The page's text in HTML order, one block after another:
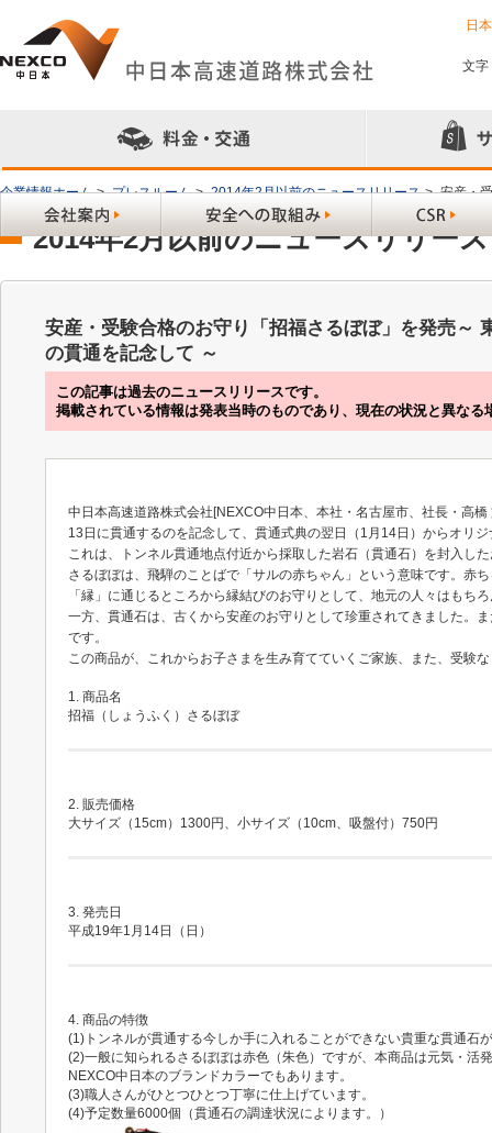
日
文字
企業情報ホーム > プレスルーム > 2014年2月以前のニュースリリース > 安産・
2014年2月以前のニュースリリース
安産・受験合格のお守り「招福さるぼぼ」を発売～
の貫通を記念して ～
この記事は過去のニュースリリースです。
掲載されている情報は発表当時のものであり、現在の状況と異なる
中日本高速道路株式会社[NEXCO中日本、本社・名古屋市、社長・高
13日に貫通するのを記念して、貫通式典の翌日（1月14日）からオリ
これは、トンネル貫通地点付近から採取した岩石（貫通石）を封入し
さるぼぼは、飛騨のことばで「サルの赤ちゃん」という意味です。赤
「縁」に通じるところから縁結びのお守りとして、地元の人々はもち
一方、貫通石は、古くから安産のお守りとして珍重されてきました。
です。
この商品が、これからお子さまを生み育てていくご家族、また、受験
1. 商品名
招福（しょうふく）さるぼぼ
2. 販売価格
大サイズ（15cm）1300円、小サイズ（10cm、吸盤付）750円
3. 発売日
平成19年1月14日（日）
4. 商品の特徴
(1)トンネルが貫通する今しか手に入れることができない貴重な貫通石
(2)一般に知られるさるぼぼは赤色（朱色）ですが、本商品は元気・活
NEXCO中日本のブランドカラーでもあります。
(3)職人さんがひとつひとつ丁寧に仕上げています。
(4)予定数量6000個（貫通石の調達状況によります。）